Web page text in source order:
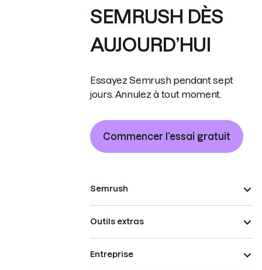
SEMRUSH DÈS
AUJOURD’HUI
Essayez Semrush pendant sept
jours. Annulez à tout moment.
Commencer l’essai gratuit
Semrush
Outils extras
Entreprise